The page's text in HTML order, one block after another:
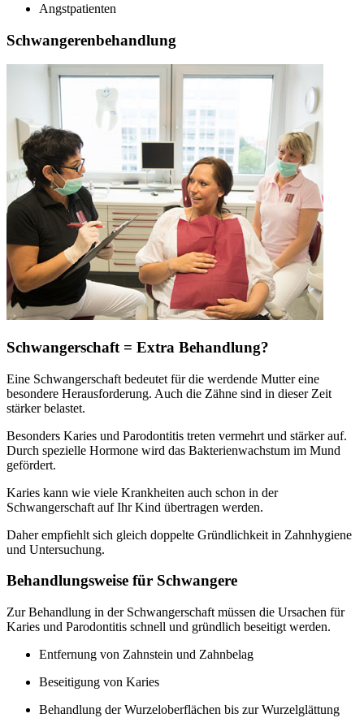
Angstpatienten
Schwangerenbehandlung
Schwangerschaft = Extra Behandlung?
Eine Schwangerschaft bedeutet für die werdende Mutter eine
besondere Herausforderung. Auch die Zähne sind in dieser Zeit
stärker belastet.
Besonders Karies und Parodontitis treten vermehrt und stärker auf.
Durch spezielle Hormone wird das Bakterienwachstum im Mund
gefördert.
Karies kann wie viele Krankheiten auch schon in der
Schwangerschaft auf Ihr Kind übertragen werden.
Daher empfiehlt sich gleich doppelte Gründlichkeit in Zahnhygiene
und Untersuchung.
Behandlungsweise für Schwangere
Zur Behandlung in der Schwangerschaft müssen die Ursachen für
Karies und Parodontitis schnell und gründlich beseitigt werden.
Entfernung von Zahnstein und Zahnbelag
Beseitigung von Karies
Behandlung der Wurzeloberflächen bis zur Wurzelglättung